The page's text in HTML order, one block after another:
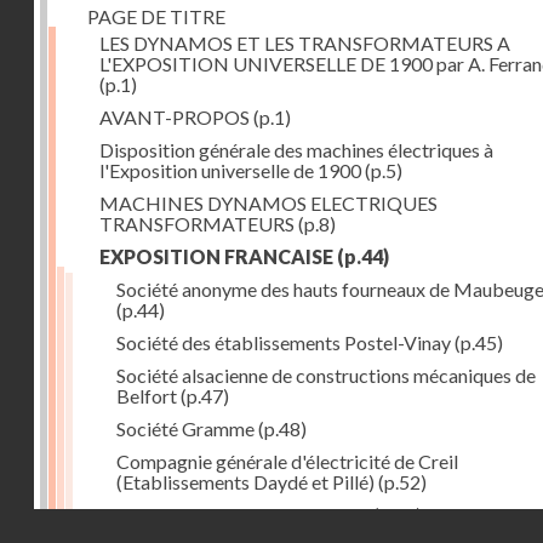
PAGE DE TITRE
LES DYNAMOS ET LES TRANSFORMATEURS A
L'EXPOSITION UNIVERSELLE DE 1900 par A.
(p.1)
AVANT-PROPOS (p.1)
Disposition générale des machines électriques à
l'Exposition universelle de 1900(p.5)
MACHINES DYNAMOS ELECTRIQUES
TRANSFORMATEURS (p.8)
EXPOSITION FRANCAISE (p.44)
Société anonyme des hauts fourneaux de Maubeuge
(p.44)
Société des établissements Postel-Vinay(p.45)
Société alsacienne de constructions mécaniques de
Belfort(p.47)
Société Gramme(p.48)
Compagnie générale d'électricité de Creil
(Etablissements Daydé et Pillé) (p.52)
Compagnie générale de Nancy(p.52)